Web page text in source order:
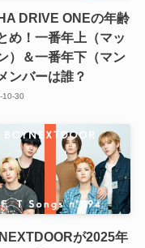
DRIVE ONEの年齢
め！一番年上（マッ
）＆一番年下（マン
ンバーは誰？
10-30
が2025年